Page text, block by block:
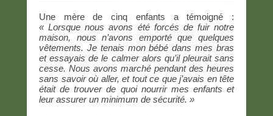
Une mère de cinq enfants a témoigné :
« Lorsque nous avons été forcés de fuir notre
maison, nous n’avons emporté que quelques
vêtements. Je tenais mon bébé dans mes bras
et essayais de le calmer alors qu’il pleurait sans
cesse. Nous avons marché pendant des heures
sans savoir où aller, et tout ce que j’avais en tête
était de trouver de quoi nourrir mes enfants et
leur assurer un minimum de sécurité. »